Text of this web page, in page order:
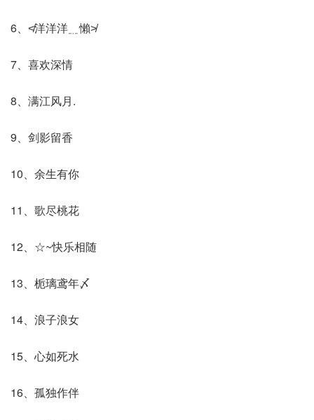
6、≮洋洋洋﹎懶≯
7、喜欢深情
8、满江风月.
9、剑影留香
10、余生有你
11、歌尽桃花
12、☆~快乐相随
13、栀璃鸢年〆
14、浪子浪女
15、心如死水
16、孤独作伴